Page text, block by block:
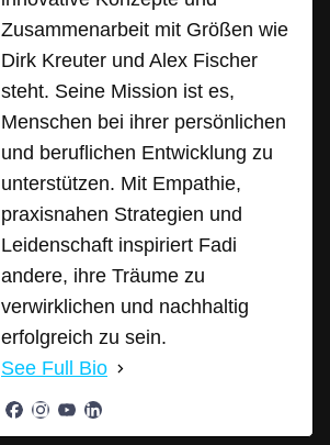
Zusammenarbeit mit Größen wie
Dirk Kreuter und Alex Fischer
steht. Seine Mission ist es,
Menschen bei ihrer persönlichen
und beruflichen Entwicklung zu
unterstützen. Mit Empathie,
praxisnahen Strategien und
Leidenschaft inspiriert Fadi
andere, ihre Träume zu
verwirklichen und nachhaltig
erfolgreich zu sein.
See Full Bio